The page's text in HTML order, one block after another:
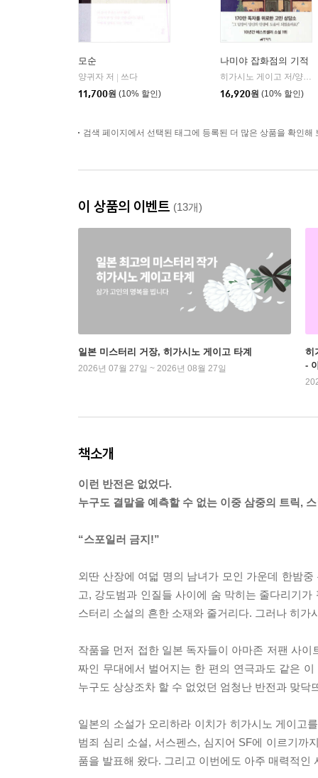
모순
양귀자 저
쓰다
11,700원 (10% 할인)
나미야 잡화점의 기적
히가시노 게이고 저/양윤옥 역
16,920원 (10% 할인)
검색 페이지에서 선택된 태그에 등록된 더 많은 상품을 확인해
이 상품의 이벤트 (13개)
일본 미스터리 거장, 히가시노 게이고 타계
2026년 07월 27일 ~ 2026년 08월 27일
히
-
책소개
이런 반전은 없었다.
누구도 결말을 예측할 수 없는 이중 삼중의 트릭,
“스포일러 금지!”
외딴 산장에 여덟 명의 남녀가 모인 가운데 한밤
고, 강도범과 인질들 사이에 숨 막히는 줄다리기
스터리 소설의 흔한 소재와 줄거리다. 그러나 히가
작품을 먼저 접한 일본 독자들이 아마존 저팬 사이
짜인 무대에서 벌어지는 한 편의 연극과도 같은
누구도 상상조차 할 수 없었던 엄청난 반전과 맞
일본의 소설가 오리하라 이치가 히가시노 게이고
범죄 심리 소설, 서스펜스, 심지어 SF에 이르기까
품을 발표해 왔다. 그리고 이번에도 아주 매력적인